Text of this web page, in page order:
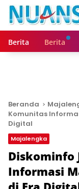
Berita Berita
Beranda
Komunitas
Digital
Majalengka
Diskominfo
Informasi